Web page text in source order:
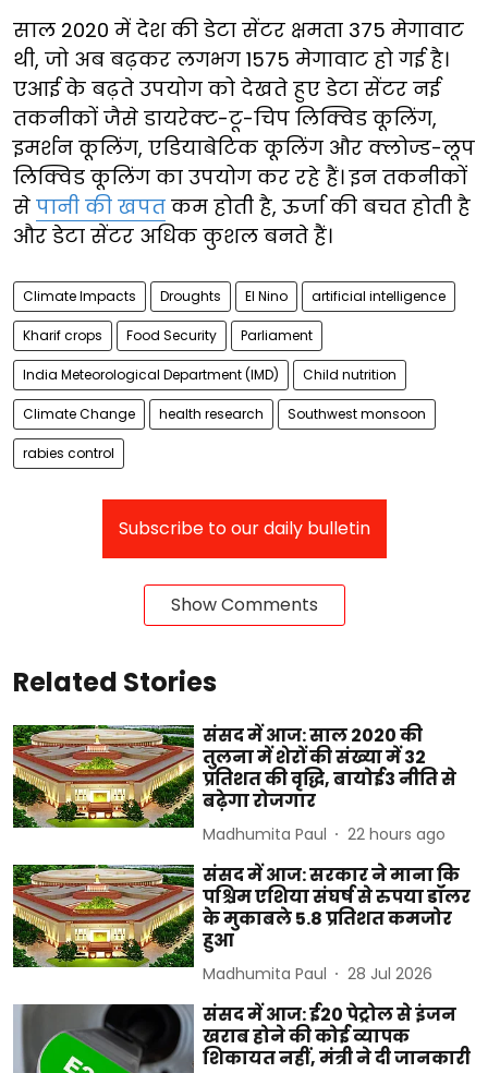
साल 2020 में देश की डेटा सेंटर क्षमता 375 मेगावाट
थी, जो अब बढ़कर लगभग 1575 मेगावाट हो गई है।
एआई के बढ़ते उपयोग को देखते हुए डेटा सेंटर नई
तकनीकों जैसे डायरेक्ट-टू-चिप लिक्विड कूलिंग,
इमर्शन कूलिंग, एडियाबेटिक कूलिंग और क्लोज्ड-लूप
लिक्विड कूलिंग का उपयोग कर रहे हैं। इन तकनीकों
से पानी की खपत कम होती है, ऊर्जा की बचत होती है
और डेटा सेंटर अधिक कुशल बनते हैं।
Climate Impacts Droughts El Nino artificial intelligence
Kharif crops Food Security Parliament
India Meteorological Department (IMD) Child nutrition
Climate Change health research Southwest monsoon
rabies control
Subscribe to our daily bulletin
Show Comments
Related Stories
संसद में आज: साल 2020 की
तुलना में शेरों की संख्या में 32
प्रतिशत की वृद्धि, बायोई3 नीति से
बढ़ेगा रोजगार
Madhumita Paul 22 hours ago
संसद में आज: सरकार ने माना कि
पश्चिम एशिया संघर्ष से रुपया डॉलर
के मुकाबले 5.8 प्रतिशत कमजोर
हुआ
Madhumita Paul 28 Jul 2026
संसद में आज: ई20 पेट्रोल से इंजन
खराब होने की कोई व्यापक
शिकायत नहीं, मंत्री ने दी जानकारी